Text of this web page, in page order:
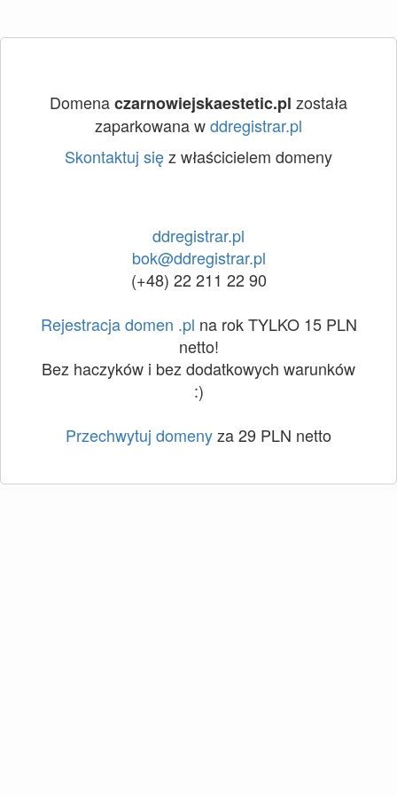
Domenaczarnowiejskaestetic.pl została
zaparkowana wddregistrar.pl
Skontaktuj sięz właścicielem domeny
ddregistrar.pl
bok@ddregistrar.pl
(+48) 22 211 22 90
Rejestracja domen .pl na rok TYLKO 15 PLN
netto!
Bez haczyków i bez dodatkowych warunków
:)
Przechwytuj domenyza 29 PLN netto